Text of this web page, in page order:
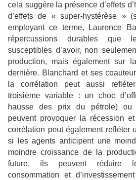
cela suggère la présence d’effets
d’effets de « super-hystérèse »
employant ce terme, Laurence
répercussions durables que
susceptibles d’avoir, non
production, mais également sur
dernière. Blanchard et ses
la corrélation peut aussi
troisième variable : un choc
hausse des prix du pétrole) ou
peuvent provoquer la récession
corrélation peut également refléter
si les agents anticipent une
moindre croissance de la
future, ils peuvent réduire
consommation et